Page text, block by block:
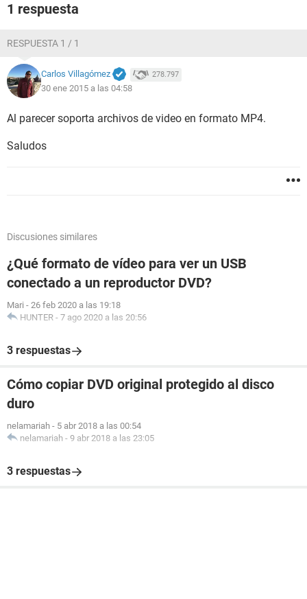
1 respuesta
RESPUESTA 1 / 1
Carlos Villagómez 278.797
30 ene 2015 a las 04:58
Al parecer soporta archivos de video en formato MP4.
Saludos
Discusiones similares
¿Qué formato de vídeo para ver un USB
conectado a un reproductor DVD?
Mari - 26 feb 2020 a las 19:18
HUNTER - 7 ago 2020 a las 20:56
3 respuestas
Cómo copiar DVD original protegido al disco
duro
nelamariah - 5 abr 2018 a las 00:54
nelamariah - 9 abr 2018 a las 23:05
3 respuestas